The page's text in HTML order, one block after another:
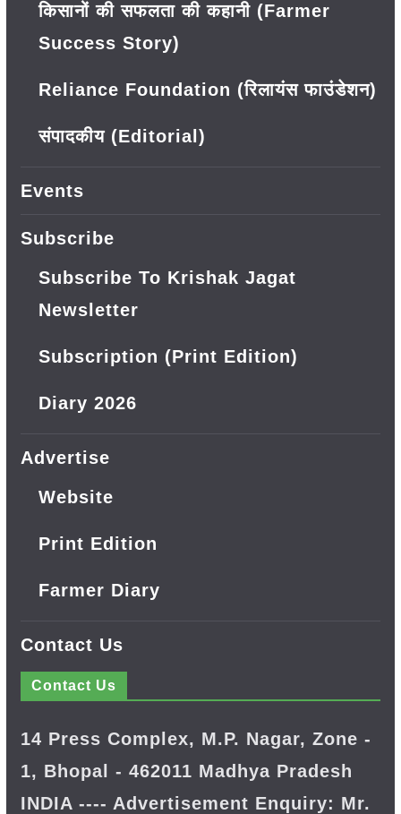
किसानों की सफलता की कहानी (Farmer
Success Story)
Reliance Foundation (रिलायंस फाउंडेशन)
संपादकीय (Editorial)
Events
Subscribe
Subscribe To Krishak Jagat
Newsletter
Subscription (Print Edition)
Diary 2026
Advertise
Website
Print Edition
Farmer Diary
Contact Us
Contact Us
14 Press Complex, M.P. Nagar, Zone -
1, Bhopal - 462011 Madhya Pradesh
INDIA ---- Advertisement Enquiry: Mr.